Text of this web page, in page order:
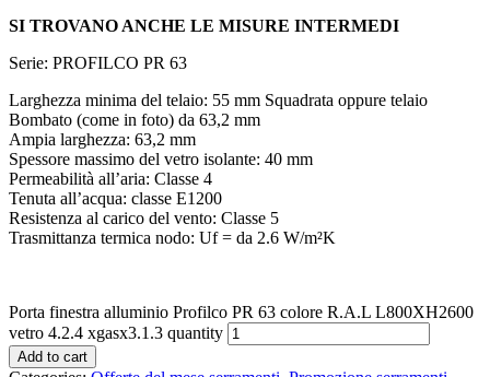
SI TROVANO ANCHE LE MISURE INTERMEDI
Serie: PROFILCO PR 63
Larghezza minima del telaio: 55 mm Squadrata oppure telaio
Bombato (come in foto) da 63,2 mm
Ampia larghezza: 63,2 mm
Spessore massimo del vetro isolante: 40 mm
Permeabilità all’aria: Classe 4
Tenuta all’acqua: classe E1200
Resistenza al carico del vento: Classe 5
Trasmittanza termica nodo: Uf = da 2.6 W/m²K
Porta finestra alluminio Profilco PR 63 colore R.A.L L800XH2600
vetro 4.2.4 xgasx3.1.3 quantity
Add to cart